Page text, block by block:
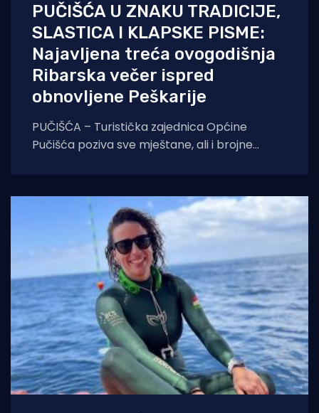
PUČIŠĆA U ZNAKU TRADICIJE,
SLASTICA I KLAPSKE PISME:
Najavljena treća ovogodišnja
Ribarska večer ispred
obnovljene Peškarije
PUČIŠĆA – Turistička zajednica Općine
Pučišća poziva sve mještane, ali i brojne